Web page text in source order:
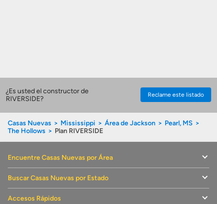
¿Es usted el constructor de
RIVERSIDE?
Reclame este listado
Casas Nuevas Mississippi Área de Jackson
Pearl, MS
The Hollows
Plan RIVERSIDE
Encuentre Casas Nuevas por Área
Buscar Casas Nuevas por Estado
Accesos Rápidos